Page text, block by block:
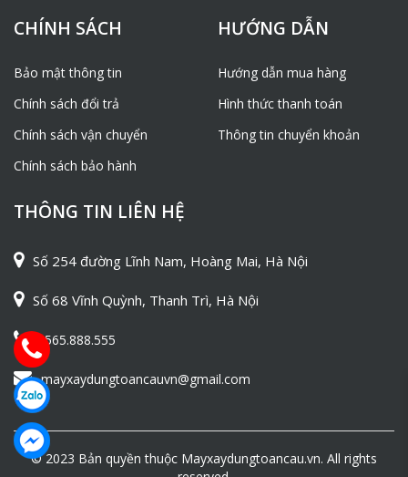
CHÍNH SÁCH
Bảo mật thông tin
Chính sách đổi trả
Chính sách vận chuyển
Chính sách bảo hành
HƯỚNG DẪN
Hướng dẫn mua hàng
Hình thức thanh toán
Thông tin chuyển khoản
THÔNG TIN LIÊN HỆ
Số 254 đường Lĩnh Nam, Hoàng Mai, Hà Nội
Số 68 Vĩnh Quỳnh, Thanh Trì, Hà Nội
0565.888.555
mayxaydungtoancauvn@gmail.com
© 2023 Bản quyền thuộc Mayxaydungtoancau.vn. All rights